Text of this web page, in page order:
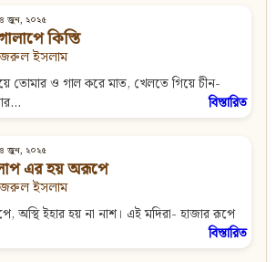
৪ জুন, ২০২৫
কিস্তি
ইসলাম
তোমার ও গাল করে মাত, খেলতে গিয়ে চীন-
বিস্তারিত
৪ জুন, ২০২৫
এর হয় অরূপে
ইসলাম
ইহার হয় না নাশ। এই মদিরা- হাজার রূপে
বিস্তারিত